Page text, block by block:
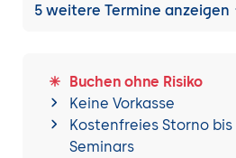
5 weitere Termine anzeigen
Buchen ohne Risiko
Keine Vorkasse
Kostenfreies Storno
Seminars